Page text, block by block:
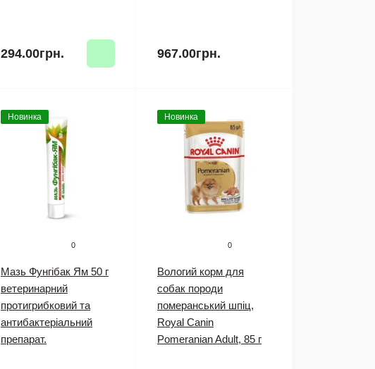
294.00грн. 967.00грн.
Новинка
0
Мазь Фунгібак Ям 50 г
ветеринарний
протигрибковий та
антибактеріальний
препарат.
Новинка
0
Вологий корм для
собак породи
померанський шпіц,
Royal Canin
Pomeranian Adult, 85 г